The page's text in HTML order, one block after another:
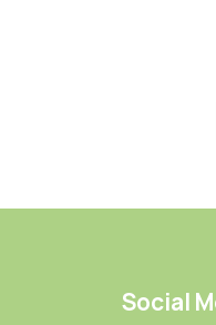
Social